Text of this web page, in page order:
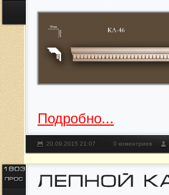
Подробно...
20.09.2015 21:07 0 коментриев